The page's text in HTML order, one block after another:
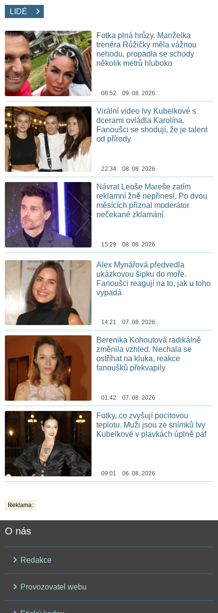
LIDÉ
Fotka plná hrůzy. Manželka
trenéra Růžičky měla vážnou
nehodu, propadla se schody
několik metrů hluboko
08:52 09. 08. 2026
Virální video Ivy Kubelkové s
dcerami ovládla Karolína.
Fanoušci se shodují, že je talent
od přírody
22:34 08. 08. 2026
Návrat Leoše Mareše zatím
reklamní žně nepřinesl. Po dvou
měsících přiznal moderátor
nečekané zklamání
15:29 08. 08. 2026
Alex Mynářová předvedla
ukázkovou šipku do moře.
Fanoušci reagují na to, jak u toho
vypadá
14:21 07. 08. 2026
Berenika Kohoutová radikálně
změnila vzhled. Nechala se
ostříhat na kluka, reakce
fanoušků překvapily
01:42 07. 08. 2026
Fotky, co zvyšují pocitovou
teplotu. Muži jsou ze snímků Ivy
Kubelkové v plavkách úplně paf
09:01 06. 08. 2026
Reklama:
O nás
Redakce
Provozovatel webu